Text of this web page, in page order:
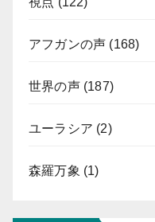
アフガンの声 (168)
世界の声(187)
ユーラシア (2)
森羅万象 (1)